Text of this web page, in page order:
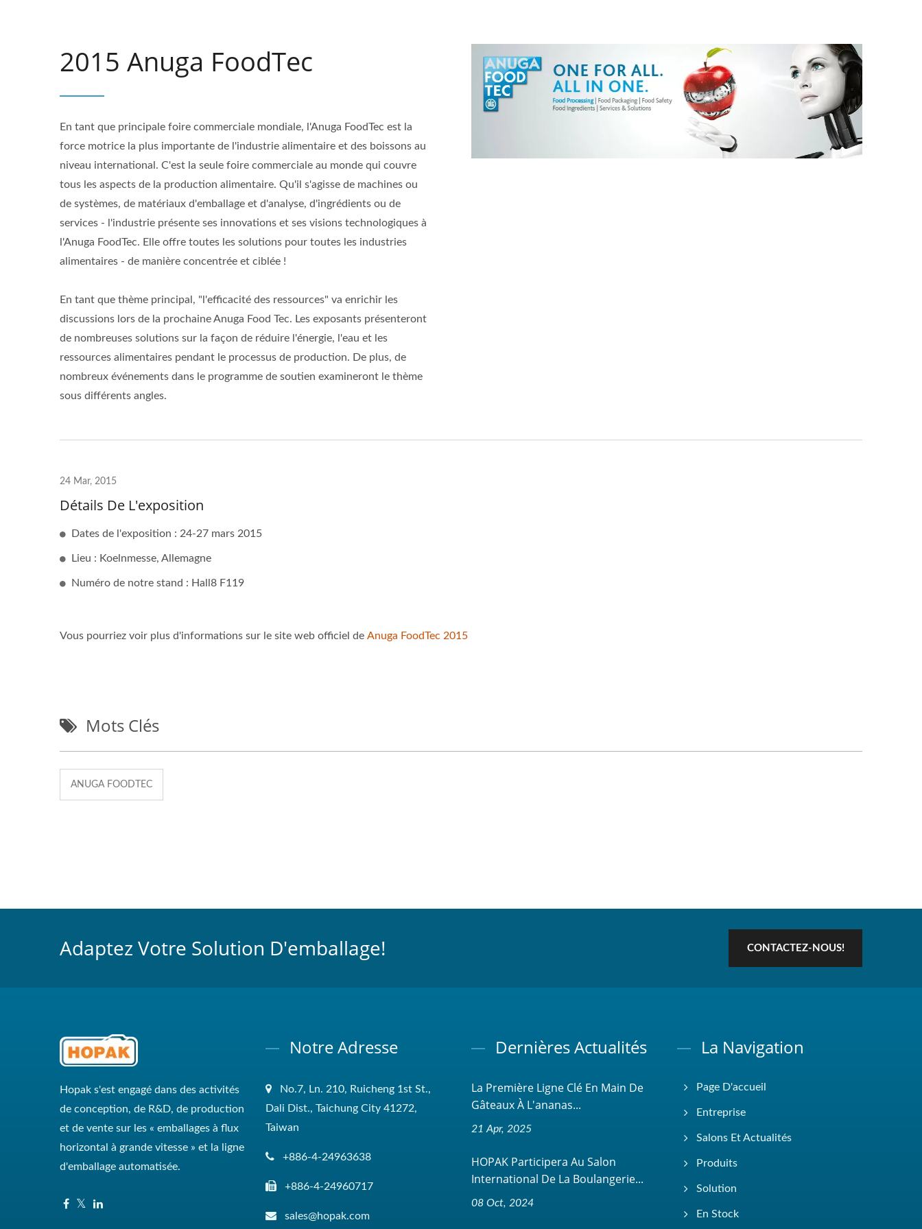
2015 Anuga FoodTec
En tant que principale foire commerciale mondiale, l'Anuga FoodTec est la
force motrice la plus importante de l'industrie alimentaire et des boissons au
niveau international. C'est la seule foire commerciale au monde qui couvre
tous les aspects de la production alimentaire. Qu'il s'agisse de machines ou
de systèmes, de matériaux d'emballage et d'analyse, d'ingrédients ou de
services - l'industrie présente ses innovations et ses visions technologiques à
l'Anuga FoodTec. Elle offre toutes les solutions pour toutes les industries
alimentaires - de manière concentrée et ciblée !
En tant que thème principal, "l'efficacité des ressources" va enrichir les
discussions lors de la prochaine Anuga Food Tec. Les exposants présenteront
de nombreuses solutions sur la façon de réduire l'énergie, l'eau et les
ressources alimentaires pendant le processus de production. De plus, de
nombreux événements dans le programme de soutien examineront le thème
sous différents angles.
24 Mar, 2015
Détails De L'exposition
Dates de l'exposition : 24-27 mars 2015
Lieu : Koelnmesse, Allemagne
Numéro de notre stand : Hall8 F119
Vous pourriez voir plus d'informations sur le site web officiel de Anuga FoodTec 2015
Mots Clés
ANUGA FOODTEC
Adaptez Votre Solution D'emballage! CONTACTEZ-NOUS!
Hopak s'est engagé dans des activités
de conception, de R&D, de production
et de vente sur les « emballages à flux
horizontal à grande vitesse » et la ligne
d'emballage automatisée.
Notre Adresse
No.7, Ln. 210, Ruicheng 1st St.,
Dali Dist., Taichung City 41272,
Taiwan
+886-4-24963638
+886-4-24960717
sales@hopak.com
Dernières Actualités
La Première Ligne Clé En Main De
Gâteaux À L'ananas...
21 Apr, 2025
HOPAK Participera Au Salon
International De La Boulangerie...
08 Oct, 2024
La Navigation
Page D'accueil
Entreprise
Salons Et Actualités
Produits
Solution
En Stock